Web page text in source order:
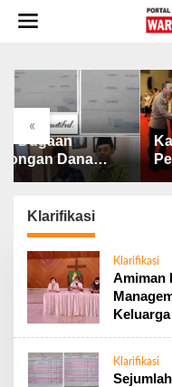
«
Kapolres Lahat Terima
Penghargaan Predikat
Pelayanan Prima dari
2026
Klarifikasi
Klarifikasi
Amiman
Klarifikasi